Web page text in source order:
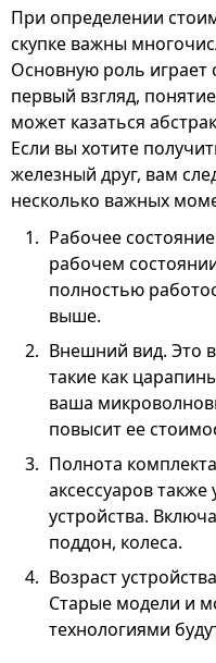
При определении
скупке важны
Основную роль играет
первый взгляд,
может казаться
Если вы хотите
железный друг, вам
несколько важных
Рабочее
рабочем
полностью
выше.
Внешний вид. Это
такие как
ваша
повысит ее
Полнота
аксессуаров
устройства.
поддон, колеса.
Возраст
Старые модели и
технологиями